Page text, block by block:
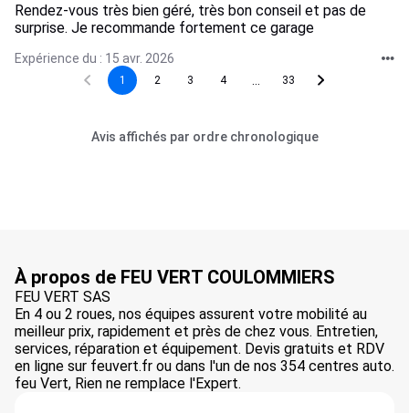
Rendez-vous très bien géré, très bon conseil et pas de
surprise. Je recommande fortement ce garage
Expérience du : 15 avr. 2026
1 2 3 4 33
Avis affichés par ordre chronologique
À propos de FEU VERT COULOMMIERS
FEU VERT SAS
En 4 ou 2 roues, nos équipes assurent votre mobilité au
meilleur prix, rapidement et près de chez vous. Entretien,
services, réparation et équipement. Devis gratuits et RDV
en ligne sur feuvert.fr ou dans l'un de nos 354 centres auto.
feu Vert, Rien ne remplace l'Expert.